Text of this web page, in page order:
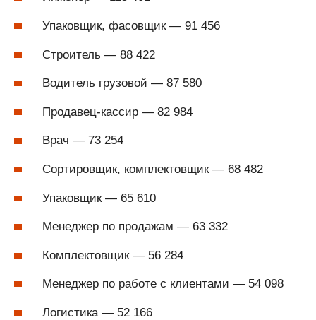
Упаковщик, фасовщик — 91 456
Строитель — 88 422
Водитель грузовой — 87 580
Продавец-кассир — 82 984
Врач — 73 254
Сортировщик, комплектовщик — 68 482
Упаковщик — 65 610
Менеджер по продажам — 63 332
Комплектовщик — 56 284
Менеджер по работе с клиентами — 54 098
Логистика — 52 166